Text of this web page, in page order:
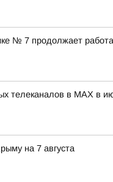
№ 7 продолжает
телеканалов в MAX в
на 7 августа